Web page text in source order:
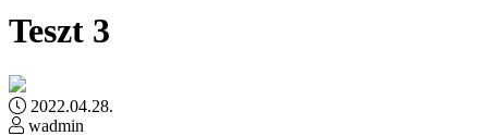
Teszt 3
2022.04.28.
wadmin